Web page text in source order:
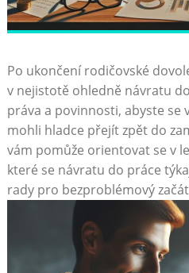
Po ukončení rodičovské
v⁤ nejistotě ohledně návratu‍
⁤práva a ⁤povinnosti, ‌abyste se
mohli hladce přejít zpět⁤ do
vám pomůže ⁤orientovat se v
které se návratu do práce
rady pro bezproblémový